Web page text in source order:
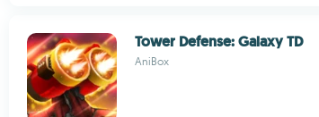
Tower Defense: Galaxy TD
AniBox